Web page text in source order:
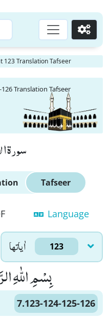
Go
123 Translation Tafseer
Translation Tafseer
سورة
Tafseer
Language
اٰياتها 123
بِسْمِ اللّٰهِ
7.123-124-125-126